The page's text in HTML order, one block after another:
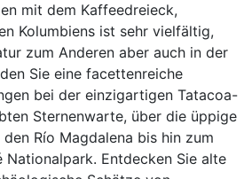
mit dem Kaffeedreieck,
Kolumbiens ist sehr vielfältig,
zum Anderen aber auch in der
Sie eine facettenreiche
bei der einzigartigen Tatacoa-
Sternenwarte, über die üppige
Río Magdalena bis hin zum
Nationalpark. Entdecken Sie alte